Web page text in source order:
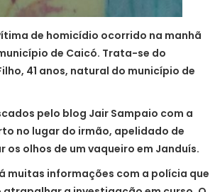
de homicídio ocorrido na manhã
de Caicó. Trata-se do
41 anos, natural do município de
pelo blog Jair Sampaio com a
no lugar do irmão, apelidado de
olhos de um vaqueiro em Janduís.
muitas informações com a polícia que